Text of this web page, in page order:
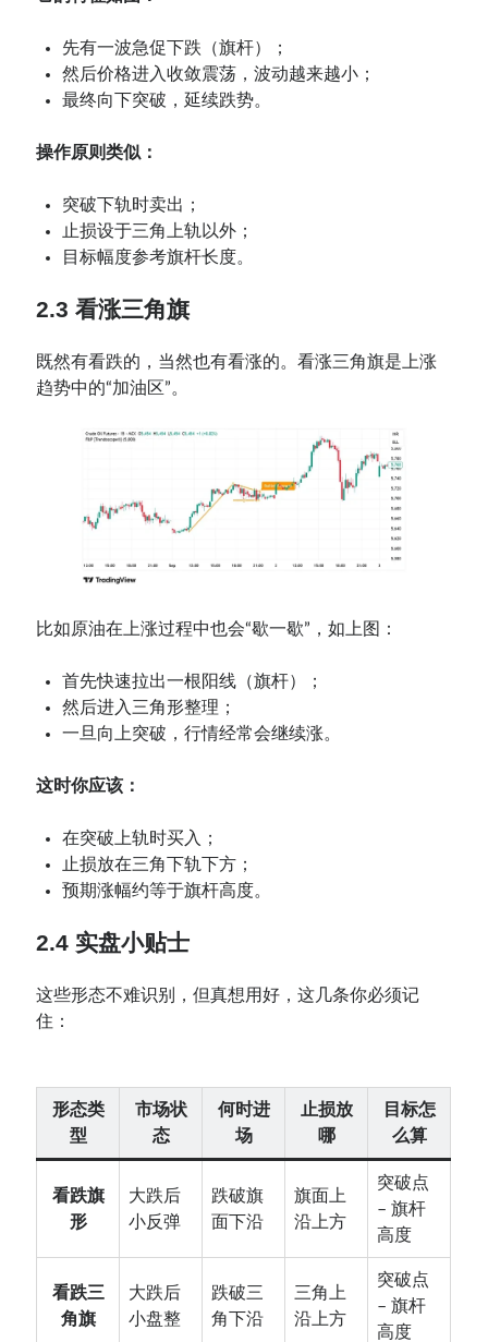
先有一波急促下跌（旗杆）；
然后价格进入收敛震荡，波动越来越小；
最终向下突破，延续跌势。
操作原则类似：
突破下轨时卖出；
止损设于三角上轨以外；
目标幅度参考旗杆长度。
2.3 看涨三角旗
既然有看跌的，当然也有看涨的。看涨三角旗是上涨
趋势中的“加油区”。
比如原油在上涨过程中也会“歇一歇”，如上图：
首先快速拉出一根阳线（旗杆）；
然后进入三角形整理；
一旦向上突破，行情经常会继续涨。
这时你应该：
在突破上轨时买入；
止损放在三角下轨下方；
预期涨幅约等于旗杆高度。
2.4 实盘小贴士
这些形态不难识别，但真想用好，这几条你必须记
住：
形态类
型
市场状
态
何时进
场
止损放
哪
目标怎
么算
看跌旗
形
大跌后
小反弹
跌破旗
面下沿
旗面上
沿上方
突破点
– 旗杆
高度
看跌三
角旗
大跌后
小盘整
跌破三
角下沿
三角上
沿上方
突破点
– 旗杆
高度